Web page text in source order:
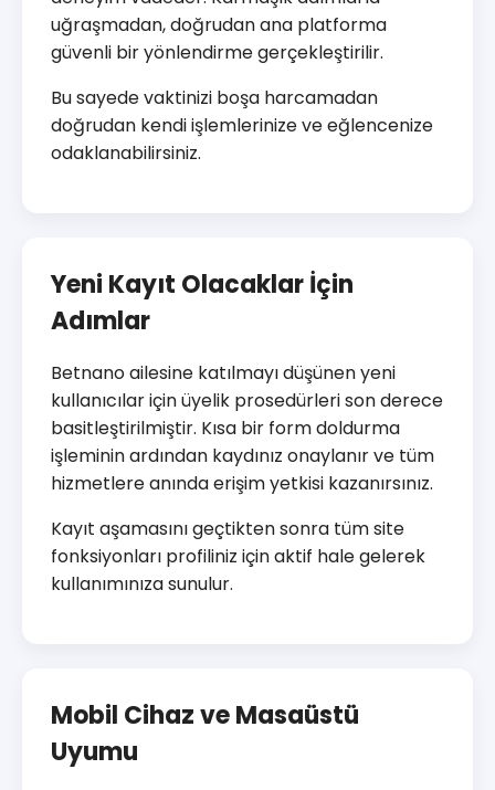
uğraşmadan, doğrudan ana platforma
güvenli bir yönlendirme gerçekleştirilir.
Bu sayede vaktinizi boşa harcamadan
doğrudan kendi işlemlerinize ve eğlencenize
odaklanabilirsiniz.
Yeni Kayıt Olacaklar İçin
Adımlar
Betnano ailesine katılmayı düşünen yeni
kullanıcılar için üyelik prosedürleri son derece
basitleştirilmiştir. Kısa bir form doldurma
işleminin ardından kaydınız onaylanır ve tüm
hizmetlere anında erişim yetkisi kazanırsınız.
Kayıt aşamasını geçtikten sonra tüm site
fonksiyonları profiliniz için aktif hale gelerek
kullanımınıza sunulur.
Mobil Cihaz ve Masaüstü
Uyumu